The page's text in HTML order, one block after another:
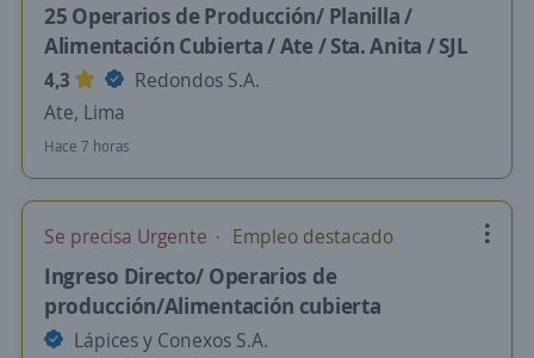
25 Operarios de Producción/ Planilla /
Alimentación Cubierta / Ate / Sta. Anita / SJL
4,3
Redondos S.A.
Ate, Lima
Hace 7 horas
Se precisa Urgente Empleo destacado
Ingreso Directo/ Operarios de
producción/Alimentación cubierta
Lápices y Conexos S.A.